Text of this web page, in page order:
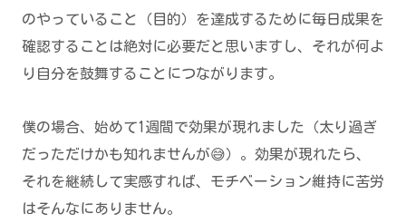
のやっていること（目的）を達成するために毎日成果を
確認することは絶対に必要だと思いますし、それが何よ
り自分を鼓舞することにつながります。
僕の場合、始めて1週間で効果が現れました（太り過ぎ
だっただけかも知れませんが😅）。効果が現れたら、
それを継続して実感すれば、モチベーション維持に苦労
はそんなにありません。